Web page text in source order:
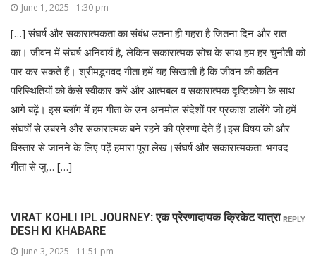
June 1, 2025 - 1:30 pm
[…] संघर्ष और सकारात्मकता का संबंध उतना ही गहरा है जितना दिन और रात
का। जीवन में संघर्ष अनिवार्य है, लेकिन सकारात्मक सोच के साथ हम हर चुनौती को
पार कर सकते हैं। श्रीमद्भगवद गीता हमें यह सिखाती है कि जीवन की कठिन
परिस्थितियों को कैसे स्वीकार करें और आत्मबल व सकारात्मक दृष्टिकोण के साथ
आगे बढ़ें। इस ब्लॉग में हम गीता के उन अनमोल संदेशों पर प्रकाश डालेंगे जो हमें
संघर्षों से उबरने और सकारात्मक बने रहने की प्रेरणा देते हैं।इस विषय को और
विस्तार से जानने के लिए पढ़ें हमारा पूरा लेख।संघर्ष और सकारात्मकता: भगवद
गीता से जु… […]
VIRAT KOHLI IPL JOURNEY: एक प्रेरणादायक क्रिकेट यात्रा -
DESH KI KHABARE
June 3, 2025 - 11:51 pm
REPLY